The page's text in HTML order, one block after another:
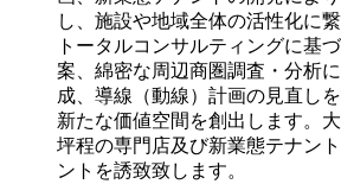
し、施設や地域全体の活性化に繋
トータルコンサルティングに基
案、綿密な周辺商圏調査・分析
成、導線（動線）計画の見直しを
新たな価値空間を創出します。
坪程の専門店及び新業態テナン
ントを誘致致します。